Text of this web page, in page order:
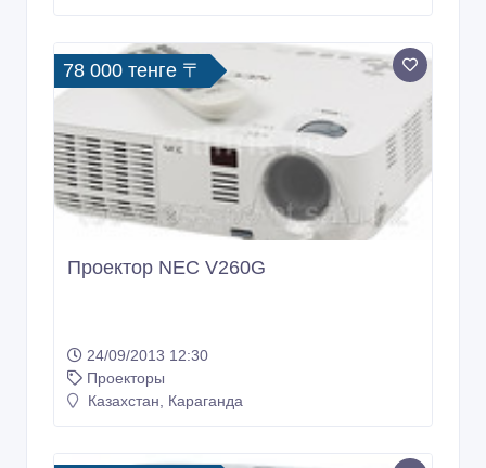
78 000 тенге 〒
Проектор NEC V260G
24/09/2013 12:30
Проекторы
Казахстан, Караганда